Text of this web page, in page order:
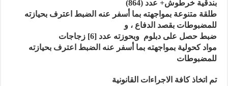
بندقية خرطوش+ عدد (864)
طلقة متنوعة بمواجهته بما أسفر عنه الضبط اعترف بحيازته
للمضبوطات بقصد الدفاع ، و
ضبط حصل على دبلوم وبحوزته عدد [6] زجاجات
مواد كحولية بمواجهته بما أسفر عنه الضبط اعترف بحيازته
للمضبوطات
تم اتخاذ كافة الاجراءات القانونية